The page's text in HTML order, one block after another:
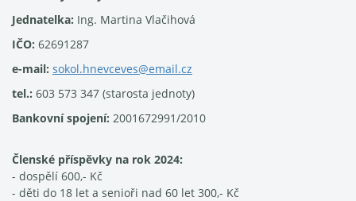
Jednatelka: Ing. Martina Vlačihová
IČO: 62691287
e-mail: sokol.hnevceves@email.cz
tel.: 603 573 347 (starosta jednoty)
Bankovní spojení: 2001672991/2010
Členské příspěvky na rok 2024:
- dospělí 600,- Kč
- děti do 18 let a senioři nad 60 let 300,- Kč